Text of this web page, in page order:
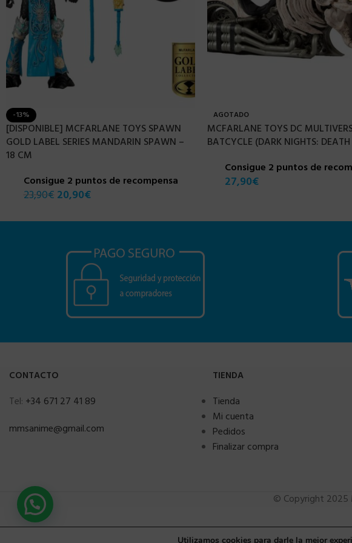
-13%
[DISPONIBLE] MCFARLANE TOYS SPAWN
GOLD LABEL SERIES MANDARIN SPAWN –
18 CM
Consigue 2 puntos de recompensa
23,90€ 20,90€
AGOTADO
MCFARLANE TOYS DC
BATCYCLE (DARK NIGHTS:
Consigue 2 puntos de
27,90€
CONTACTO
Tel: +34 671 27 41 89
mmsanime@gmail.com
TIENDA
Tienda
Mi cuenta
Pedidos
Finalizar compra
© Copyright 2025
Utilizamos cookies para darle la mejor